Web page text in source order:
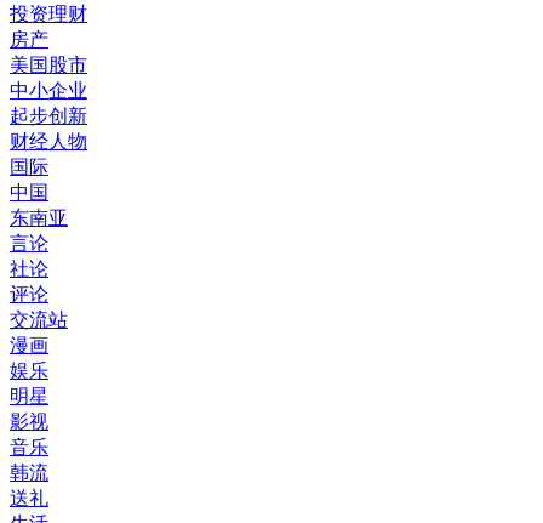
投资理财
房产
美国股市
中小企业
起步创新
财经人物
国际
中国
东南亚
言论
社论
评论
交流站
漫画
娱乐
明星
影视
音乐
韩流
送礼